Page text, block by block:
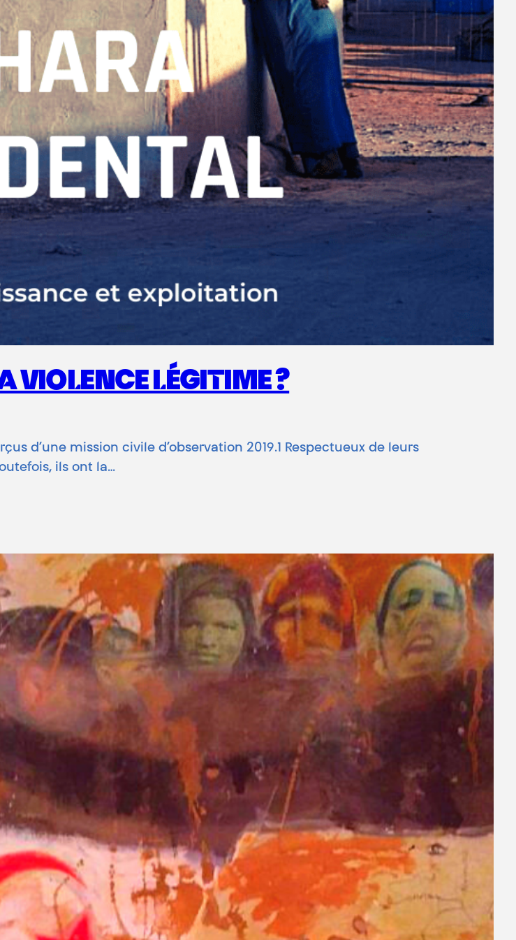
VIOLENCE LÉGITIME ?
d’une mission civile d’observation 2019.1 Respectueux de leurs
ils ont la…